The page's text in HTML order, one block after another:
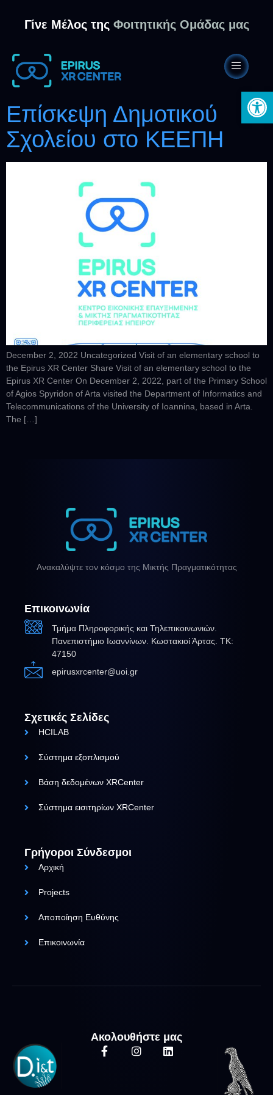
Γίνε Μέλος της Φοιτητικής Ομάδας μας
Επίσκεψη Δημοτικού
Σχολείου στο ΚΕΕΠΗ
December 2, 2022 Uncategorized Visit of an elementary school to
the Epirus XR Center Share Visit of an elementary school to the
Epirus XR Center On December 2, 2022, part of the Primary School
of Agios Spyridon of Arta visited the Department of Informatics and
Telecommunications of the University of Ioannina, based in Arta.
The […]
Ανακαλύψτε τον κόσμο της Μικτής Πραγματικότητας
Επικοινωνία
Τμήμα Πληροφορικής και Τηλεπικοινωνιών.
Πανεπιστήμιο Ιωαννίνων. Κωστακιοί Άρτας. ΤΚ:
47150
epirusxrcenter@uoi.gr
Σχετικές Σελίδες
HCILAB
Σύστημα εξοπλισμού
Βάση δεδομένων XRCenter
Σύστημα εισιτηρίων XRCenter
Γρήγοροι Σύνδεσμοι
Αρχική
Projects
Αποποίηση Ευθύνης
Επικοινωνία
Ακολουθήστε μας